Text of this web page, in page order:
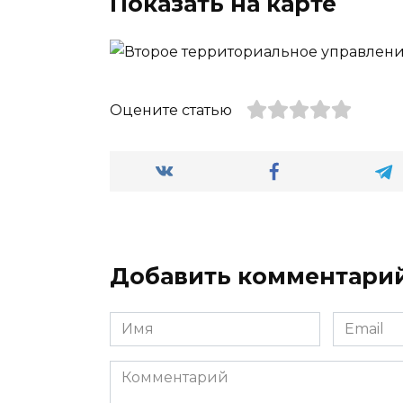
Оцените статью
Добавить
Имя
*
Email
*
Комментарий